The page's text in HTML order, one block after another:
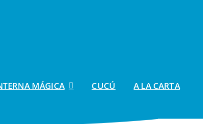
MÁGICA CUCÚ A LA CARTA